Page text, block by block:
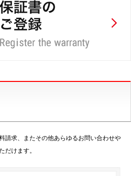
請求、またその他あらゆるお問い合わせや
だけます。